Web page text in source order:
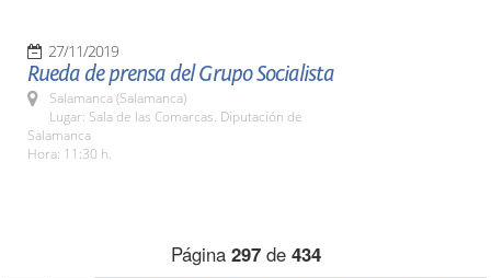
27/11/2019
Rueda de prensa del Grupo Socialista
Salamanca (Salamanca)
Lugar: Sala de las Comarcas. Diputación de
Salamanca
Hora: 11:30 h.
Página 297de 434